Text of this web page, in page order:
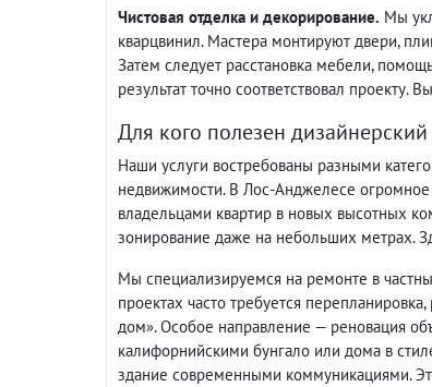
Чистовая отделка и декорирование. Мы
кварцвинил. Мастера монтируют двери,
Затем следует расстановка мебели,
результат точно соответствовал проекту.
Для кого полезен
Наши услуги востребованы разными
недвижимости. В Лос-Анджелесе
владельцами квартир в новых высотных
зонирование даже на небольших метрах.
Мы специализируемся на ремонте в
проектах часто требуется
дом». Особое направление — реновация
калифорнийскими бунгало или дома в
здание современными коммуникациями.